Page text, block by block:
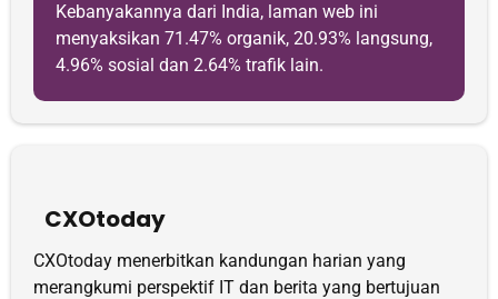
Kebanyakannya dari India, laman web ini
menyaksikan 71.47% organik, 20.93% langsung,
4.96% sosial dan 2.64% trafik lain.
CXOtoday
CXOtoday menerbitkan kandungan harian yang
merangkumi perspektif IT dan berita yang bertujuan